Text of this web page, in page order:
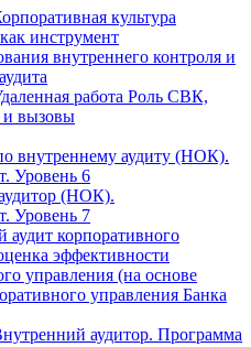
культура
инструмент
внутреннего контроля и
работа Роль СВК,
и вызовы
внутреннему аудиту (НОК).
Уровень 6
(НОК).
Уровень 7
аудит корпоративного
эффективности
управления (на основе
управления Банка
аудитор. Программа